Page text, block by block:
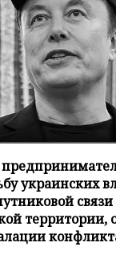
украинских
территории,